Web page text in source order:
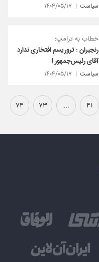
سیاست ۱۴۰۴/۰۵/۱۷
خطاب به ترامپ؛
رنجبران : تروریسم افتخاری ندارد
آقای رئیس‌جمهور !
سیاست ۱۴۰۴/۰۵/۱۷
۴۱ ... ۷۳ ۷۴